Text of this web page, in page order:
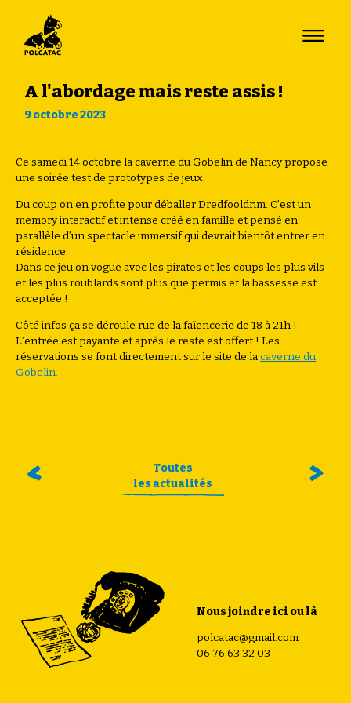
A l'abordage mais reste assis !
9 octobre 2023
Ce samedi 14 octobre la caverne du Gobelin de Nancy propose
une soirée test de prototypes de jeux.
Du coup on en profite pour déballer Dredfooldrim. C’est un
memory interactif et intense créé en famille et pensé en
parallèle d’un spectacle immersif qui devrait bientôt entrer en
résidence.
Dans ce jeu on vogue avec les pirates et les coups les plus vils
et les plus roublards sont plus que permis et la bassesse est
acceptée !
Côté infos ça se déroule rue de la faïencerie de 18 à 21h !
L’entrée est payante et après le reste est offert ! Les
réservations se font directement sur le site de lacaverne du
Gobelin.
Toutes
les actualités
Nous joindre ici ou là
polcatac@gmail.com
06 76 63 32 03